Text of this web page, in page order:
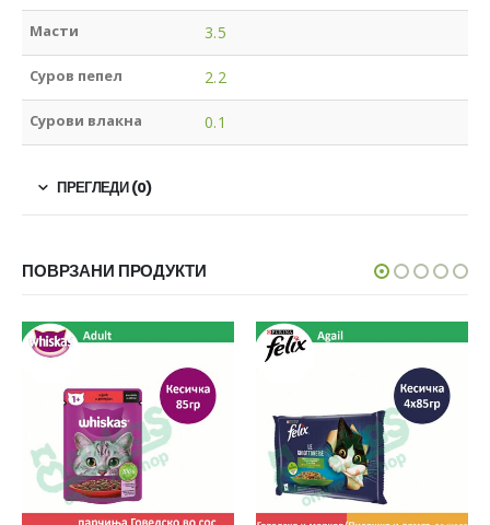
Масти 3.5
Суров пепел 2.2
Сурови влакна 0.1
ПРЕГЛЕДИ (0)
ПОВРЗАНИ ПРОДУКТИ